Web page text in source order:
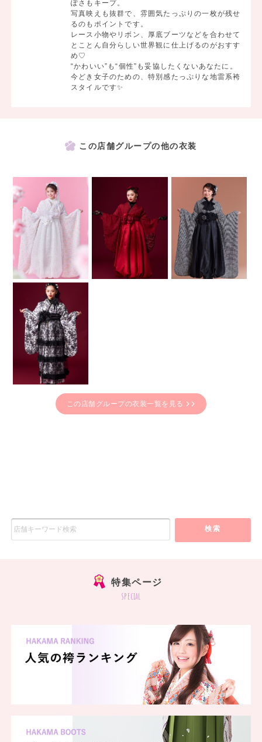
ぽさもキープ。
写真映えも抜群で、雰囲気たっぷりの一枚が残せ
るのもポイントです。
レース小物やリボン、厚底ブーツなどを合わせて
とことん自分らしい世界観に仕上げるのがおすす
め♡
“かわいい”も“個性”も妥協したくないあなたに。
今どき女子のための、特別感たっぷりな地雷系袴
スタイルです✨
この店舗グループの他の衣装
この店舗グループの衣装一覧を見る
検索
特集ページ
special